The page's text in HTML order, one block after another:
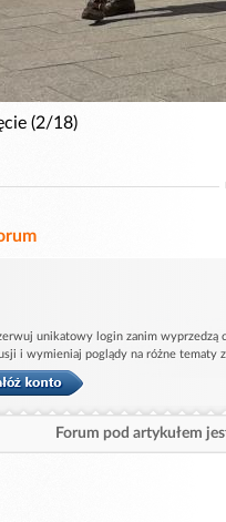
(2/18)
unikatowy login zanim wyprzedzą
i wymieniaj poglądy na różne tematy z
Forum pod artykułem